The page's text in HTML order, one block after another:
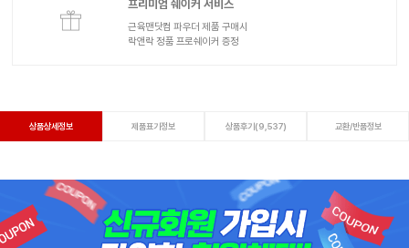
프리미엄 쉐이커 서비스
근육맨닷컴 파우더 제품 구매시
락앤락 정품 프로쉐이커 증정
상품상세정보 제품표기정보 상품후기(9,537) 교환/반품정보